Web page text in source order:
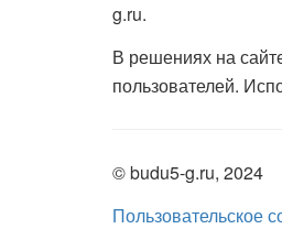
g.ru.
В решениях на
пользователей.
© budu5-g.ru, 2024
Пользовательское